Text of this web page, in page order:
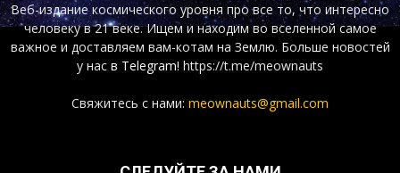
Веб-издание космического уровня про все то, что интересно
человеку в 21 веке. Ищем и находим во вселенной самое
важное и доставляем вам-котам на Землю. Больше новостей
у нас в Telegram! https://t.me/meownauts
Свяжитесь с нами: meownauts@gmail.com